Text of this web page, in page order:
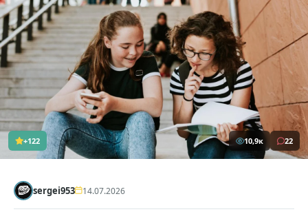
+122 10,9к 22
sergei953 14.07.2026